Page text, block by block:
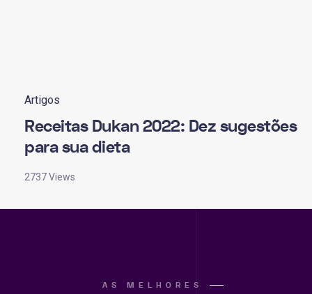
Artigos
Receitas Dukan 2022: Dez sugestões
para sua dieta
2737 Views
AS MELHORES